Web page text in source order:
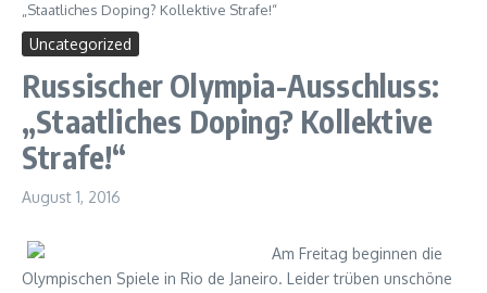
„Staatliches Doping? Kollektive Strafe!“
Uncategorized
Russischer Olympia-Ausschluss:
„Staatliches Doping? Kollektive
Strafe!“
August 1, 2016
Am Freitag beginnen die
Olympischen Spiele in Rio de Janeiro. Leider trüben unschöne